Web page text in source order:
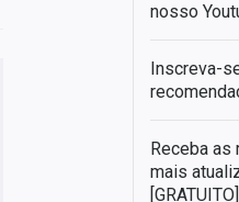
nosso
Inscreva-
Receba
mais
[GRATUITO]